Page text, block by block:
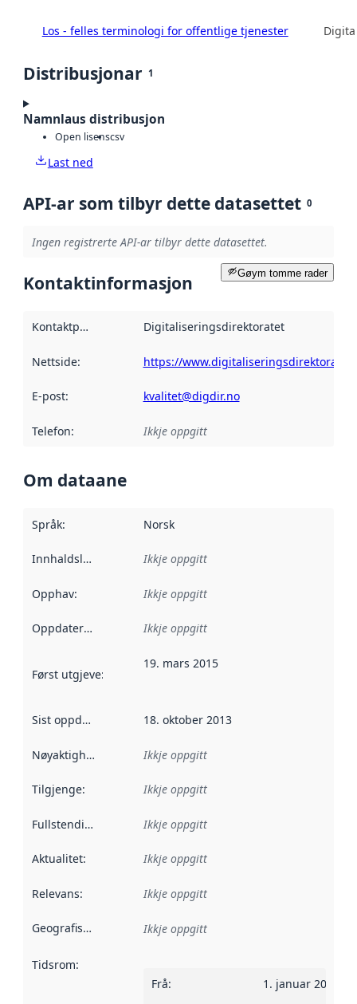
Los - felles terminologi for offentlige tjenester
Distribusjonar 1
Namnlaus distribusjon
Open lisenscsv
Last ned
API-ar som tilbyr dette datasettet 0
Ingen registrerte API-ar tilbyr dette datasettet.
Gøym tomme rader
Kontaktinformasjon
Kontaktpunkt Digitaliseringsdirektoratet
Nettside: https://
E-post: kvalitet@digdir.no
Telefon: Ikkje oppgitt
Om dataane
Språk: Norsk
Innhaldsleverandørar :
Ikkje oppgitt
Opphav: Ikkje oppgitt
Oppdateringsfrekvens :
Ikkje oppgitt
Først utgjeve:
19. mars 2015
Sist oppdatert 18. oktober 2013
Nøyaktigheit Ikkje oppgitt
Tilgjenge: Ikkje oppgitt
Fullstendigheit Ikkje oppgitt
Aktualitet: Ikkje oppgitt
Relevans: Ikkje oppgitt
Geografisk område Ikkje oppgitt
Tidsrom:
Frå: 1. januar 2010